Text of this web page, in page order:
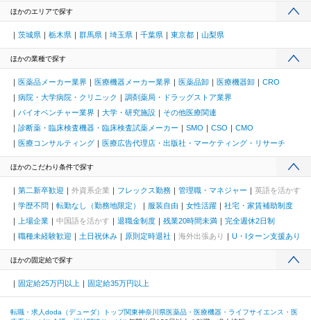
ほかのエリアで探す
茨城県 栃木県 群馬県 埼玉県 千葉県 東京都 山梨県
ほかの業種で探す
医薬品メーカー業界 医療機器メーカー業界 医薬品卸 医療機器卸
CRO
病院・大学病院・クリニック
調剤薬局・ドラッグストア業界
バイオベンチャー業界
大学・研究施設
その他医療関連
診断薬・臨床検査機器・臨床検査試薬メーカー
SMO CSO
CMO
医療コンサルティング
医療広告代理店・出版社・マーケティング・リサーチ
ほかのこだわり条件で探す
第二新卒歓迎 外資系企業 フレックス勤務 管理職・マネジャー
英語を活かす
学歴不問
転勤なし（勤務地限定） 服装自由 女性活躍
社宅・家賃補助制度
上場企業
中国語を活かす 退職金制度 残業20時間未満
完全週休2日制
職種未経験歓迎
土日祝休み 原則定時退社 海外出張あり U・Iターン支援あり
ほかの固定給で探す
固定給25万円以上 固定給35万円以上
転職・求人doda（デューダ）トップ関東神奈川県医薬品・医療機器・ライフサイエンス・医